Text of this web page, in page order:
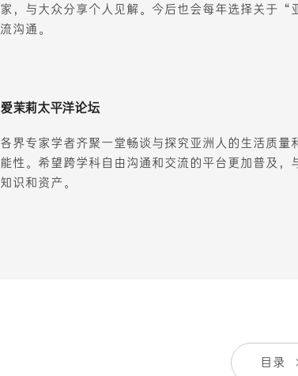
家，与大众分享个人见解。今后也会每年选择关于
流沟通。
爱茉莉太平洋论坛
各界专家学者齐聚一堂畅谈与探究亚洲人的生活质
能性。希望跨学科自由沟通和交流的平台更加普及
知识和资产。
目录